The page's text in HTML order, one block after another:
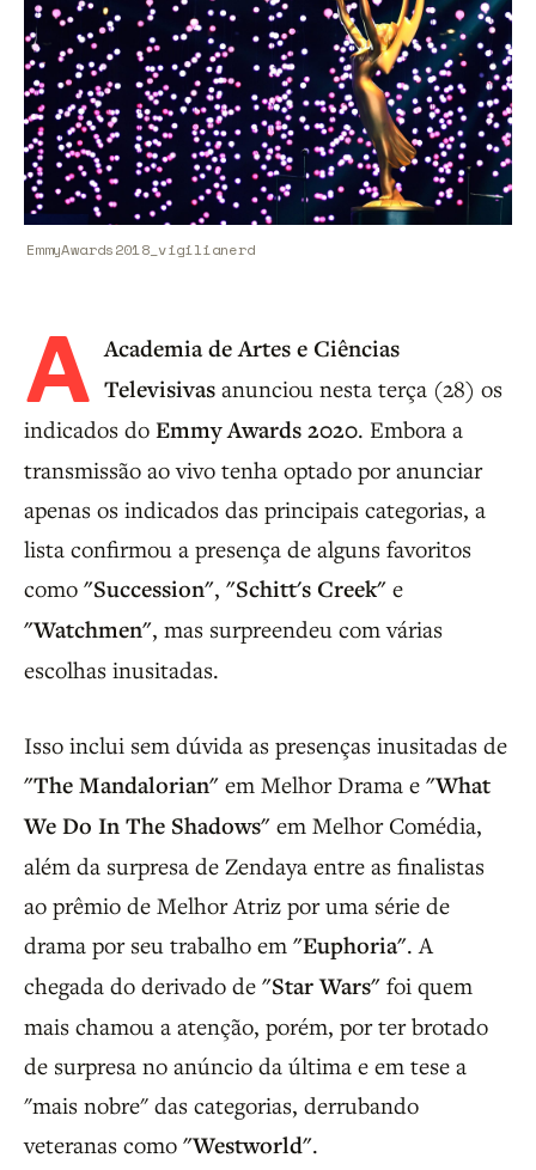
EmmyAwards2018_vigilianerd
A Academia de Artes e Ciências
Televisivas anunciou nesta terça (28) os
indicados do Emmy Awards 2020. Embora a
transmissão ao vivo tenha optado por anunciar
apenas os indicados das principais categorias, a
lista confirmou a presença de alguns favoritos
como "Succession", "Schitt's Creek" e
"Watchmen", mas surpreendeu com várias
escolhas inusitadas.
Isso inclui sem dúvida as presenças inusitadas de
"The Mandalorian" em Melhor Drama e "What
We Do In The Shadows" em Melhor Comédia,
além da surpresa de Zendaya entre as finalistas
ao prêmio de Melhor Atriz por uma série de
drama por seu trabalho em "Euphoria". A
chegada do derivado de "Star Wars" foi quem
mais chamou a atenção, porém, por ter brotado
de surpresa no anúncio da última e em tese a
"mais nobre" das categorias, derrubando
veteranas como "Westworld".